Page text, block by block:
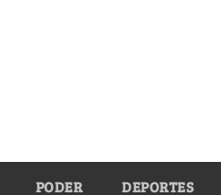
PODER DEPORTES